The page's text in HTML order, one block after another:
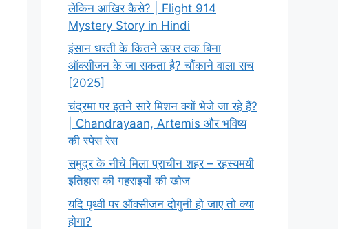
लेकिन आखिर कैसे? | Flight 914
Mystery Story in Hindi
इंसान धरती के कितने ऊपर तक बिना
ऑक्सीजन के जा सकता है? चौंकाने वाला सच
[2025]
चंद्रमा पर इतने सारे मिशन क्यों भेजे जा रहे हैं?
| Chandrayaan, Artemis और भविष्य
की स्पेस रेस
समुद्र के नीचे मिला प्राचीन शहर – रहस्यमयी
इतिहास की गहराइयों की खोज
यदि पृथ्वी पर ऑक्सीजन दोगुनी हो जाए तो क्या
होगा?